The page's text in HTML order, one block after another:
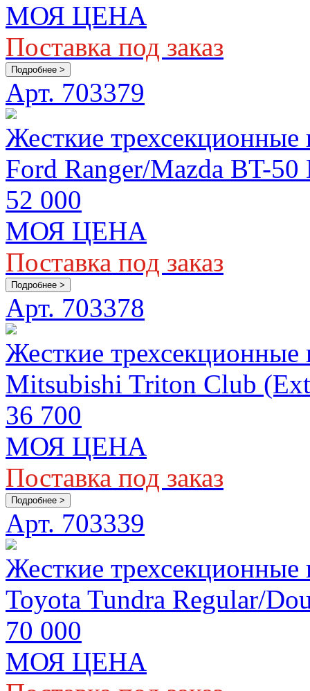
МОЯ ЦЕНА
Поставка под заказ
Подробнее >
Арт. 703379
Жесткие
Ford Ranger/Mazda BT-
52 000
МОЯ ЦЕНА
Поставка под заказ
Подробнее >
Арт. 703378
Жесткие
Mitsubishi Triton Club
36 700
МОЯ ЦЕНА
Поставка под заказ
Подробнее >
Арт. 703339
Жесткие
Toyota Tundra Regular/
70 000
МОЯ ЦЕНА